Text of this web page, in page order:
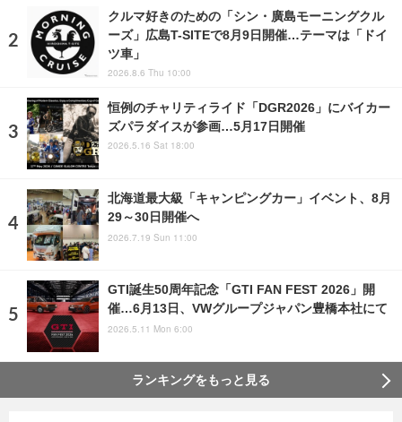
クルマ好きのための「シン・廣島モーニングクル
ーズ」広島T-SITEで8月9日開催…テーマは「ドイ
ツ車」
2026.8.6 Thu 10:00
恒例のチャリティライド「DGR2026」にバイカー
ズパラダイスが参画…5月17日開催
2026.5.16 Sat 18:00
北海道最大級「キャンピングカー」イベント、8月
29～30日開催へ
2026.7.19 Sun 11:00
GTI誕生50周年記念「GTI FAN FEST 2026」開
催…6月13日、VWグループジャパン豊橋本社にて
2026.5.11 Mon 6:00
ランキングをもっと見る